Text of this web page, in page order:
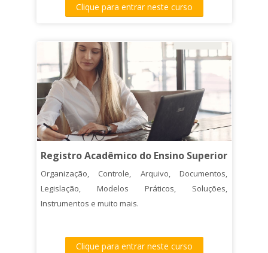
Clique para entrar neste curso
Registro Acadêmico do Ensino Superior
Organização, Controle, Arquivo, Documentos,
Legislação, Modelos Práticos, Soluções,
Instrumentos e muito mais.
Clique para entrar neste curso